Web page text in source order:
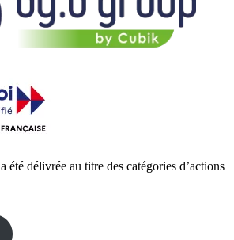
a été délivrée au titre des catégories d’actions